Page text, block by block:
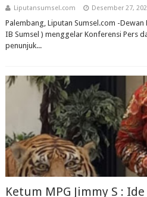
Liputansumsel.com Desember 27,
Palembang, Liputan Sumsel.com -Dewan
IB Sumsel ) menggelar Konferensi Pers
penunjuk...
Ketum MPG Jimmy S :